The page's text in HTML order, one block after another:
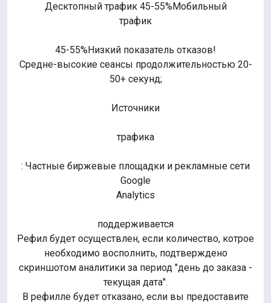
Десктопный трафик 45-55%Мобильный
трафик
45-55%Низкий показатель отказов!
Средне-высокие сеансы продолжительностью 20-
50+ секунд;
Источники
трафика
: Частные биржевые площадки и рекламные сети
Google
Analytics
поддерживается
Рефил будет осуществлен, если количество, котрое
необходимо восполнить, подтверждено
скриншотом аналитики за период "день до заказа -
текущая дата".
В рефилле будет отказано, если вы предоставите